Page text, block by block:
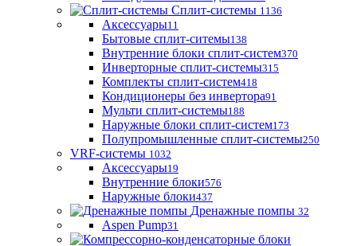
Сплит-системы 1136
Аксессуары11
Бытовые сплит-ситемы138
Внутренние блоки сплит-систем370
Инверторные сплит-системы315
Комплекты сплит-систем418
Кондиционеры без инвертора91
Мульти сплит-системы188
Наружные блоки сплит-систем173
Полупромышленные сплит-системы250
VRF-системы 1032
Аксессуары19
Внутренние блоки576
Наружные блоки437
Дренажные помпы 32
Aspen Pump31